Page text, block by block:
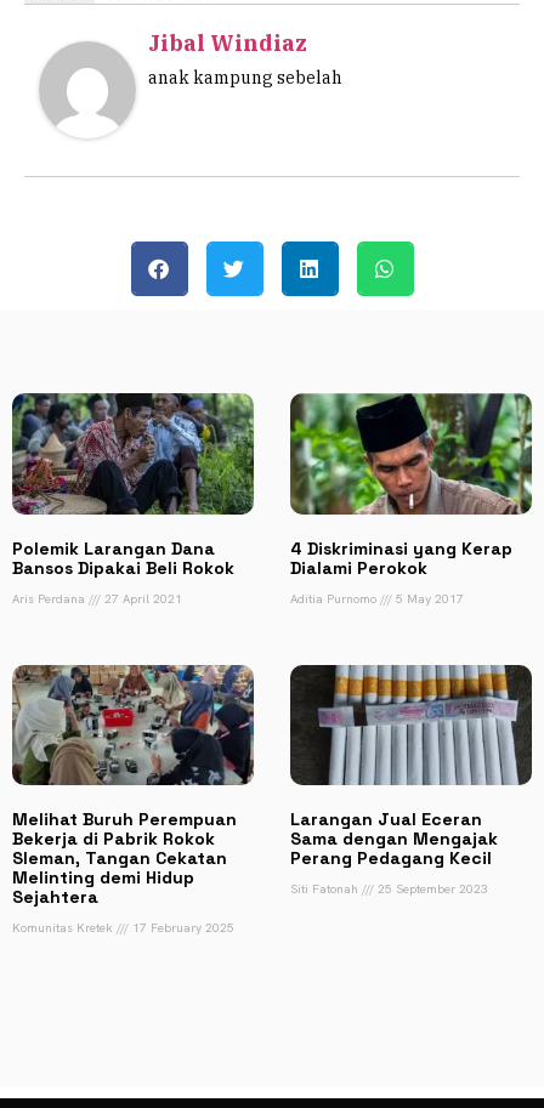
Jibal Windiaz
anak kampung sebelah
Polemik Larangan Dana
Bansos Dipakai Beli Rokok
Aris Perdana 27 April 2021
4 Diskriminasi yang Kerap
Dialami Perokok
Aditia Purnomo 5 May 2017
Melihat Buruh Perempuan
Bekerja di Pabrik Rokok
Sleman, Tangan Cekatan
Melinting demi Hidup
Sejahtera
Komunitas Kretek 17 February 2025
Larangan Jual Eceran
Sama dengan Mengajak
Perang Pedagang Kecil
Siti Fatonah 25 September 2023